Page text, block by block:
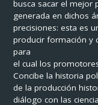
busca sacar el mejor
generada en dichos
precisiones: esta es
producir formación y
para
el cual los
Concibe la historia
de la producción
diálogo con las